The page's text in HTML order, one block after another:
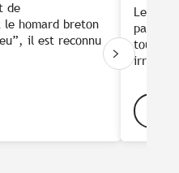
de
le homard breton
il est reconnu
Le
par
touche